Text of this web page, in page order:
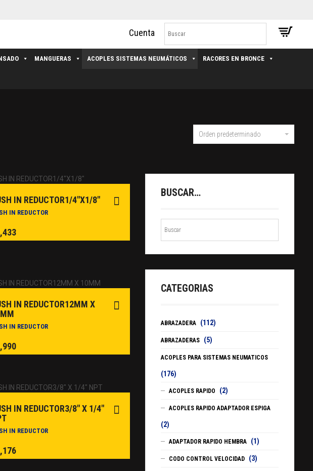
MANGUERAS ACOPLES SISTEMAS NEUMÁTICOS RACORES EN BRONCE
Orden predeterminado
IN REDUCTOR1/4″X1/8″
IN REDUCTOR
IN REDUCTOR12MM X
IN REDUCTOR
IN REDUCTOR3/8″ X 1/4″
IN REDUCTOR
BUSCAR…
CATEGORIAS
ABRAZADERA (112)
ABRAZADERAS (5)
ACOPLES PARA SISTEMAS NEUMATICOS
(176)
ACOPLES RAPIDO (2)
ACOPLES RAPIDO ADAPTADOR ESPIGA
(2)
ADAPTADOR RAPIDO HEMBRA (1)
CODO CONTROL VELOCIDAD (3)